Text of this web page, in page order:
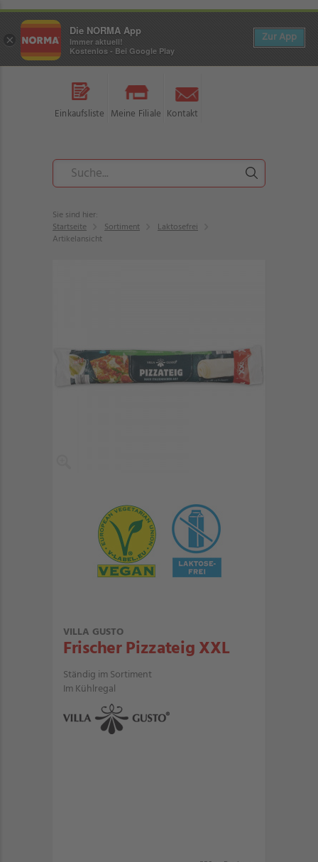
Einkaufsliste Meine Filiale Kontakt
Sie sind hier:
Startseite
Sortiment
Laktosefrei
Artikelansicht
VILLA GUSTO
Frischer Pizzateig XXL
Ständig im Sortiment
Im Kühlregal
×
Die NORMA App
Immer aktuell!
Kostenlos - Bei Google Play
Zur App